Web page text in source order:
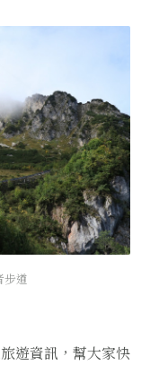
步道
遊資訊，幫大家快